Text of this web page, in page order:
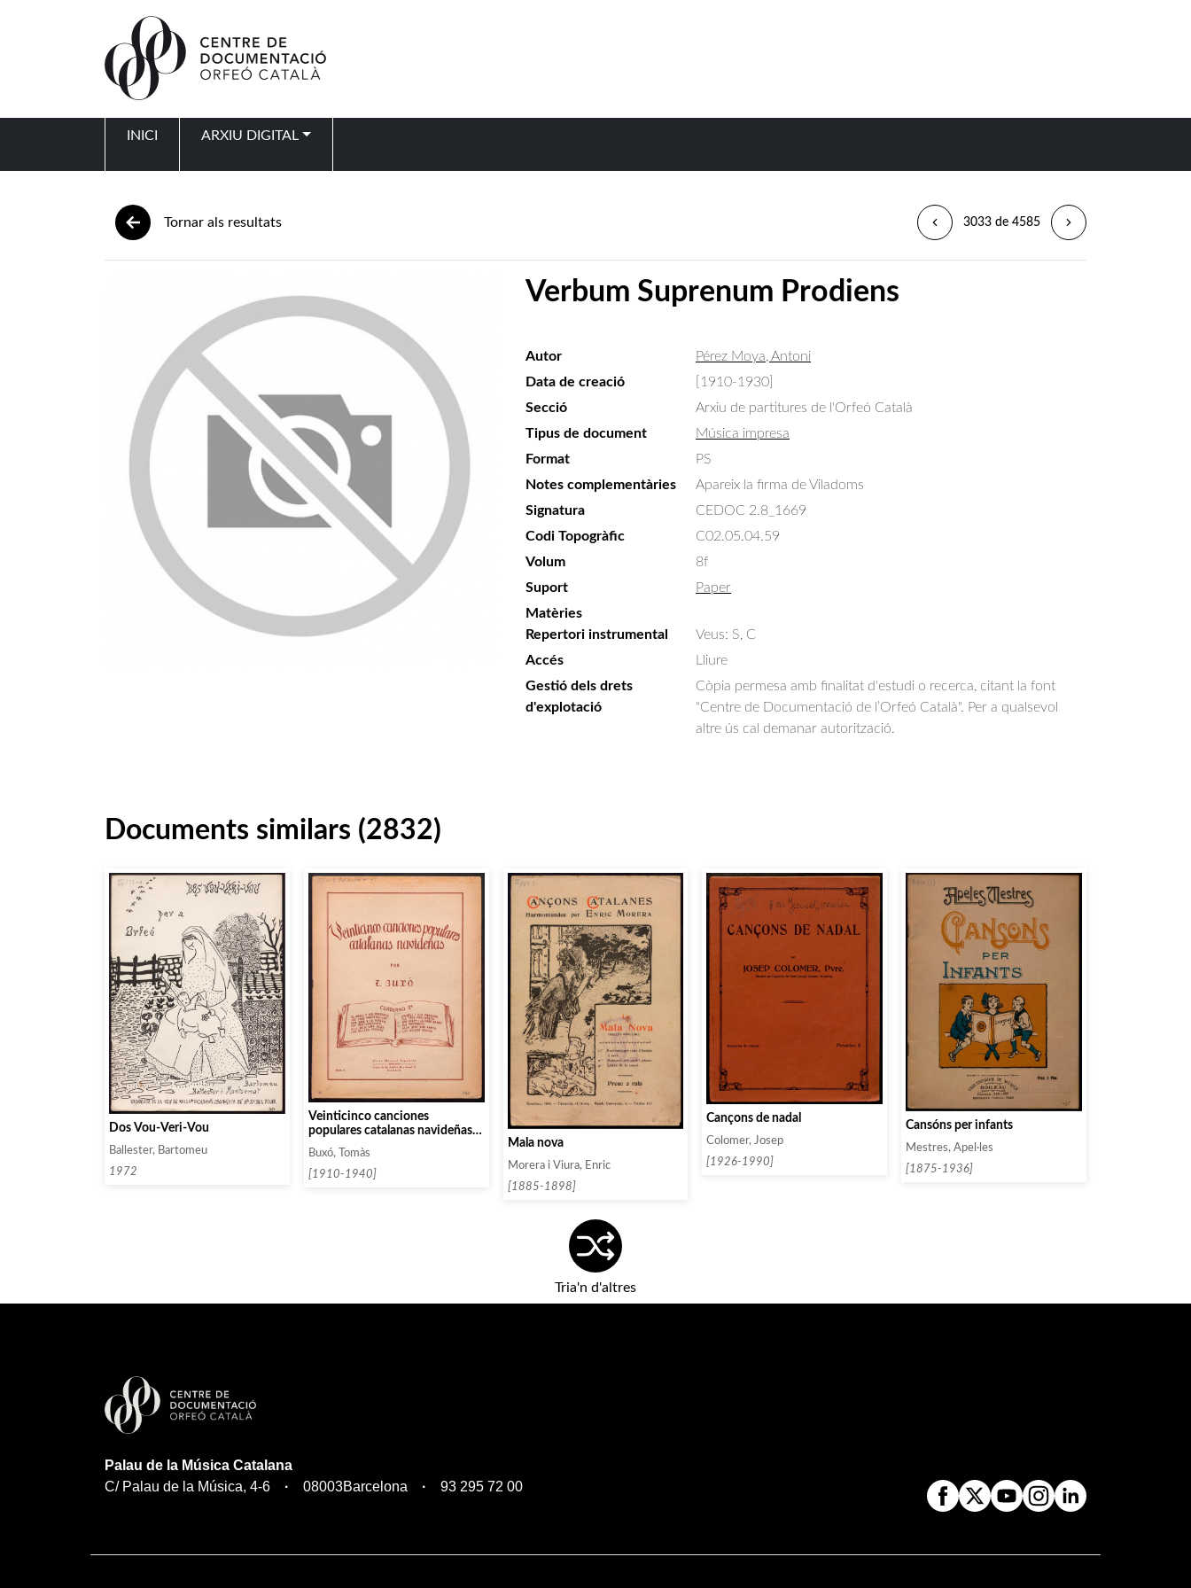
INICI ARXIU DIGITAL
Tornar als resultats 3033 de 4585
Verbum Suprenum Prodiens
Autor
Pérez Moya, Antoni
Data de creació
[1910-1930]
Secció
Arxiu de partitures de l'Orfeó Català
Tipus de document
Música impresa
Format
PS
Notes complementàries
Apareix la firma de Viladoms
Signatura
CEDOC 2.8_1669
Codi Topogràfic
C02.05.04.59
Volum
8f
Suport
Paper
Matèries
Repertori instrumental
Veus: S, C
Accés
Lliure
Gestió dels drets
d'explotació
Còpia permesa amb finalitat d'estudi o recerca, citant la font
"Centre de Documentació de l’Orfeó Català". Per a qualsevol
altre ús cal demanar autorització.
Documents similars (2832)
Dos Vou-Veri-Vou
Ballester, Bartomeu
1972
Veinticinco canciones
populares catalanas navideñas.
Cuaderno 3
Buxó, Tomàs
[1910-1940]
Mala nova
Morera i Viura, Enric
[1885-1898]
Cançons de nadal
Colomer, Josep
[1926-1990]
Cansóns per infants
Mestres, Apel·les
[1875-1936]
Tria'n d'altres
Palau de la Música Catalana
C/ Palau de la Música, 4-6
08003Barcelona 93 295 72 00